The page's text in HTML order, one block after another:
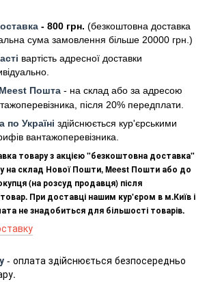
- 800 грн. (безкоштовна доставка
сума замовлення більше 20000 грн .)
вартість адресної доставки
Meest Пошта - на склад або за адресою
після 20% передплати.
по Україні здійснюється кур'єрськими
вантажоперевізника.
товару з акцією "безкоштовна доставка"
на склад Нової Пошти, Meest Пошти або до
(на розсуд продавця) після
При доставці нашим кур'єром в м.Київ і
не знадобиться для більшості товарів.
- оплата здійснюється безпосередньо